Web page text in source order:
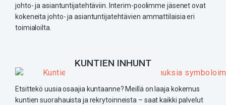
johto- ja asiantuntijatehtäviin. Interim-poolimme jäsenet ovat
kokeneita johto- ja asiantuntijatehtävien ammattilaisia eri
toimialoilta.
KUNTIEN INHUNT
Etsittekö uusia osaajia kuntaanne? Meillä on laaja kokemus
kuntien suorahauista ja rekrytoinneista – saat kaikki palvelut